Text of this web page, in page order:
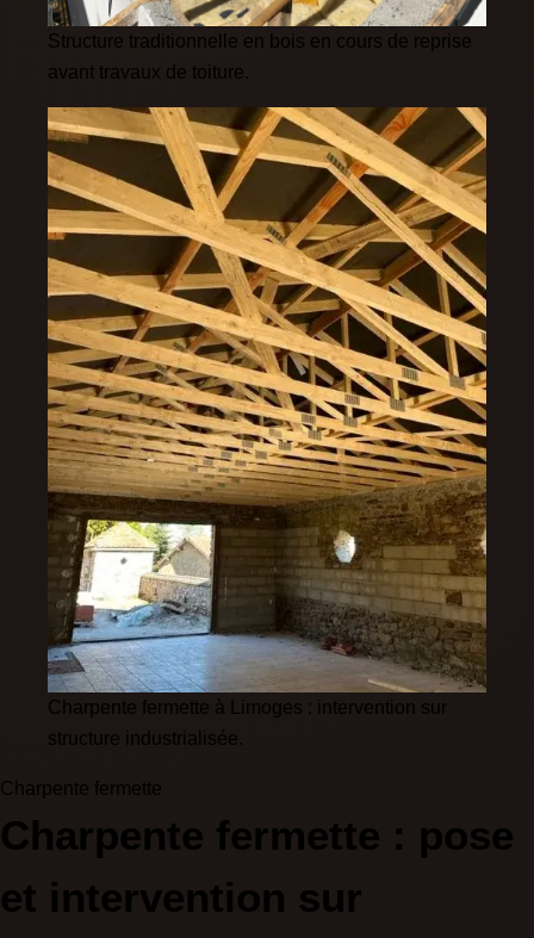
Structure traditionnelle en bois en cours de reprise
avant travaux de toiture.
Charpente fermette à Limoges : intervention sur
structure industrialisée.
Charpente fermette
Charpente fermette : pose
et intervention sur